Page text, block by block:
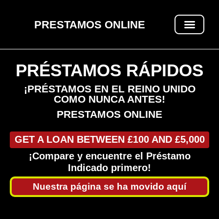
PRESTAMOS ONLINE
PRÉSTAMOS RÁPIDOS
¡PRÉSTAMOS EN EL REINO UNIDO
COMO NUNCA ANTES!
PRESTAMOS ONLINE
GET A LOAN BETWEEN £100 AND £5,000
¡Compare y encuentre el Préstamo
Indicado primero!
Nuestra página se ha movido aquí